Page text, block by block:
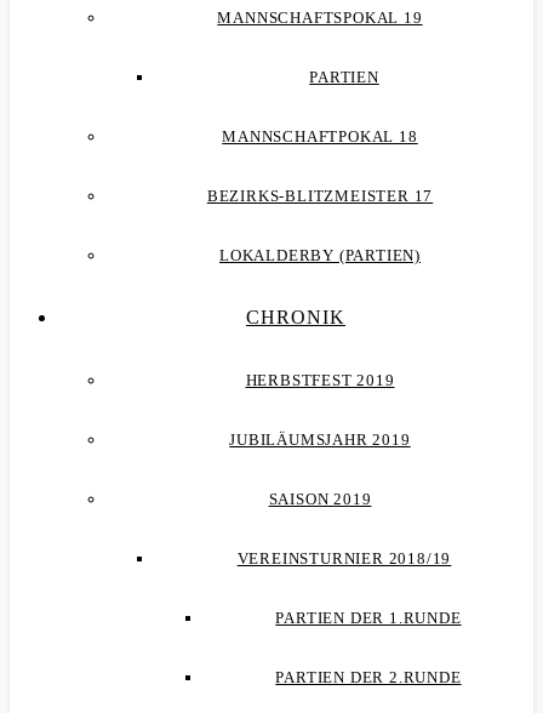
MANNSCHAFTSPOKAL 19
PARTIEN
MANNSCHAFTPOKAL 18
BEZIRKS-BLITZMEISTER 17
LOKALDERBY (PARTIEN)
CHRONIK
HERBSTFEST 2019
JUBILÄUMSJAHR 2019
SAISON 2019
VEREINSTURNIER 2018/19
PARTIEN DER 1.RUNDE
PARTIEN DER 2.RUNDE